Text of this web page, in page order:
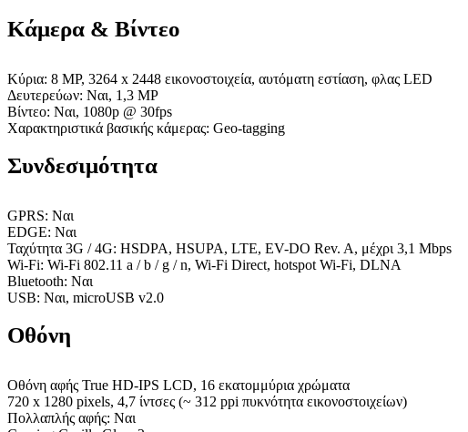
Κάμερα & Βίντεο
Κύρια: 8 MP, 3264 x 2448 εικονοστοιχεία, αυτόματη εστίαση, φλας LED
Δευτερεύων: Ναι, 1,3 MP
Βίντεο: Ναι, 1080p @ 30fps
Χαρακτηριστικά βασικής κάμερας: Geo-tagging
Συνδεσιμότητα
GPRS: Ναι
EDGE: Ναι
Ταχύτητα 3G / 4G: HSDPA, HSUPA, LTE, EV-DO Rev. A, μέχρι 3,1 Mbps
Wi-Fi: Wi-Fi 802.11 a / b / g / n, Wi-Fi Direct, hotspot Wi-Fi, DLNA
Bluetooth: Ναι
USB: Ναι, microUSB v2.0
Οθόνη
Οθόνη αφής True HD-IPS LCD, 16 εκατομμύρια χρώματα
720 x 1280 pixels, 4,7 ίντσες (~ 312 ppi πυκνότητα εικονοστοιχείων)
Πολλαπλής αφής: Ναι